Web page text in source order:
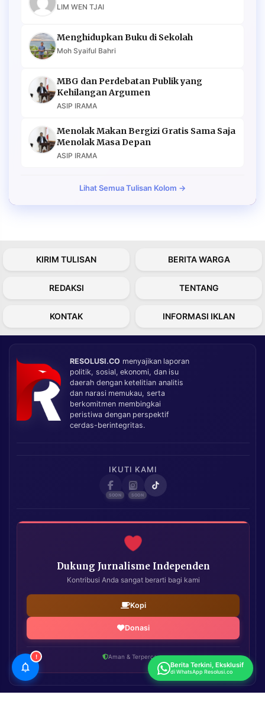
LIM WEN TJAI
Menghidupkan Buku di Sekolah
Moh Syaiful Bahri
MBG dan Perdebatan Publik yang
Kehilangan Argumen
ASIP IRAMA
Menolak Makan Bergizi Gratis Sama Saja
Menolak Masa Depan
ASIP IRAMA
Lihat Semua Tulisan Kolom →
KIRIM TULISAN BERITA WARGA
REDAKSI TENTANG
KONTAK INFORMASI IKLAN
RESOLUSI.CO menyajikan laporan
politik, sosial, ekonomi, dan isu
daerah dengan ketelitian analitis
dan narasi memukau, serta
berkomitmen membingkai
peristiwa dengan perspektif
cerdas-berintegritas.
IKUTI KAMI
Dukung Jurnalisme Independen
Kontribusi Anda sangat berarti bagi kami
Kopi
Donasi
Aman & Terpercaya
!
Berita Terkini, Eksklusif
di WhatsApp Resolusi.co